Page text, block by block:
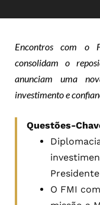
Encontros com o
consolidam o
anunciam uma
investimento e
Questões-
O FMI